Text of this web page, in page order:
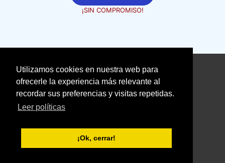
Utilizamos cookies en nuestra web para
ofrecerle la experiencia más relevante al
recordar sus preferencias y visitas repetidas.
Leer políticas
¡Ok, cerrar!
¡SIN COMPROMISO!
fontanerosexpertos.com
Aviso Legal
With love ❤️ seoclic.com